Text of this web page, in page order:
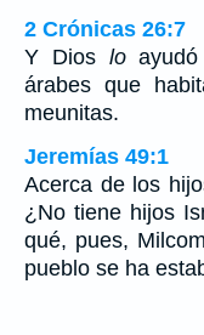
2 Crónicas 26:7
Y Dios loayudó
árabes que
meunitas.
Jeremías 49:1
Acerca de los
¿No tiene hijos
qué, pues,
pueblo se ha